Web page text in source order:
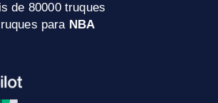
de 80000 truques
para NBA